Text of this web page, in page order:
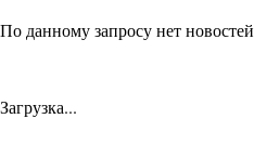
По данному запросу нет новостей
Загрузка...